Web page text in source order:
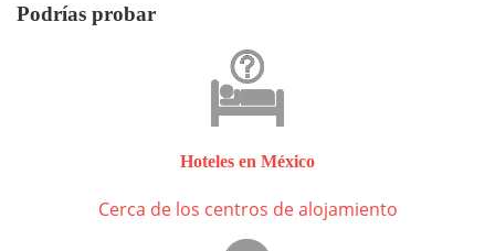
Podrías probar
Hoteles en México
Cerca de los centros de alojamiento